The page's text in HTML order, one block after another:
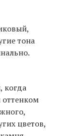
тона
когда
цветов,